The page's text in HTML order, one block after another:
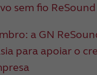
sem fio
a GN
para apoiar o